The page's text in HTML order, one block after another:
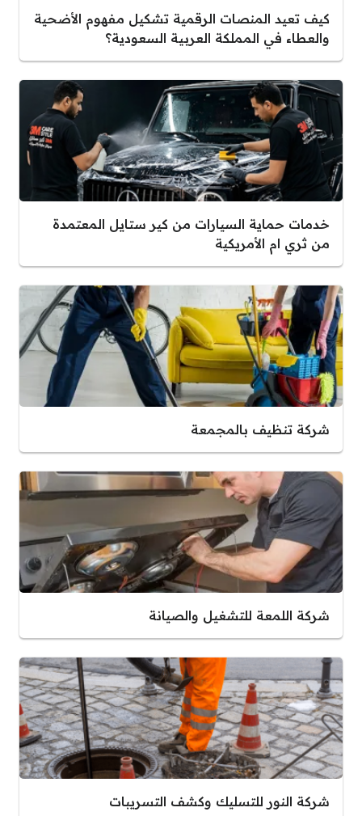
كيف تعيد المنصات الرقمية تشكيل مفهوم الأضحية
والعطاء في المملكة العربية السعودية؟
خدمات حماية السيارات من كير ستايل المعتمدة
من ثري ام الأمريكية
شركة تنظيف بالمجمعة
شركة اللمعة للتشغيل والصيانة
شركة النور للتسليك وكشف التسريبات